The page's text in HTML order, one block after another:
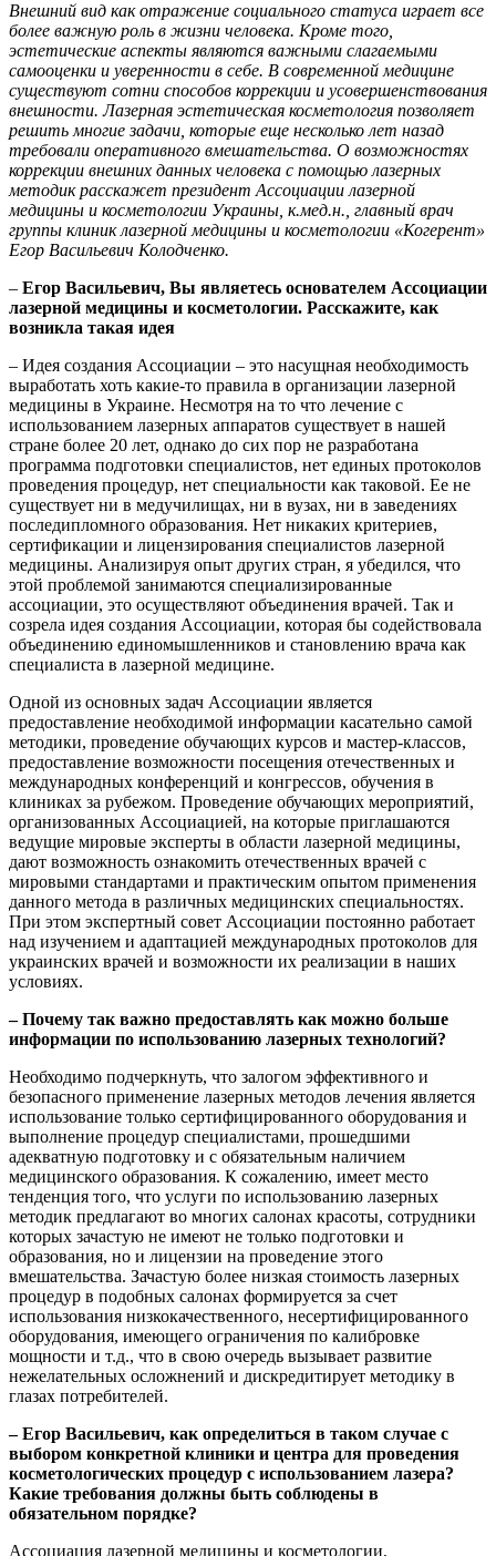
Внешний вид какотражение социального статуса играет все
более важную роль в жизни человека. Кроме того,
эстетические аспекты являются важными слагаемыми
самооценки и уверенности в себе. В современной медицине
существуют сотни способов коррекции и усовершенствования
внешности. Лазерная эстетическая косметология позволяет
решить многие задачи, которые еще несколько лет назад
требовали оперативного вмешательства. О возможностях
коррекции внешних данных человека с помощью лазерных
методик расскажет президент Ассоциации лазерной
медицины и косметологии Украины, к.мед.н., главный врач
группы клиник лазерной медицины и косметологии «Когерент»
Егор Васильевич Колодченко.
– Егор Васильевич, Вы являетесь основателем Ассоциации
лазерной медицины и косметологии. Расскажите, как
возникла такая идея
– Идея создания Ассоциации – это насущная необходимость
выработать хоть какие-то правила в организации лазерной
медицины в Украине. Несмотря на то что лечение с
использованием лазерных аппаратов существует в нашей
стране более 20 лет, однако до сих пор не разработана
программа подготовки специалистов, нет единых протоколов
проведения процедур, нет специальности как таковой. Ее не
существует ни в медучилищах, ни в вузах, ни в заведениях
последипломного образования. Нет никаких критериев,
сертификации и лицензирования специалистов лазерной
медицины. Анализируя опыт других стран, я убедился, что
этой проблемой занимаются специализированные
ассоциации, это осуществляют объединения врачей. Так и
созрела идея создания Ассоциации, которая бы содействовала
объединению единомышленников и становлению врача как
специалиста в лазерной медицине.
Одной из основных задач Ассоциации является
предоставление необходимой информации касательно самой
методики, проведение обучающих курсов и мастер-классов,
предоставление воз­можности посещения отечественных и
международных конференций и конгрессов, обучения в
клиниках за рубежом. Проведение обучающих мероприятий,
организованных Ассоциацией, на которые приглашаются
ведущие мировые эксперты в области лазерной медицины,
дают воз­можность ознакомить отечественных врачей с
мировыми стандартами и практическим опытом применения
данного метода в различных медицинских специальностях.
При этом экспертный совет Ассоциации постоянно работает
над из­учением и адаптацией международных протоколов для
украинских врачей и возможности их реализации в наших
условиях.
–Почему так важно предоставлять как можно больше
информации по использованию лазерных технологий?
Необходимо подчеркнуть, что залогом эффективного и
безопасного применение лазерных методов лечения является
использование только сертифицированного оборудования и
выполнение процедур специалистами, прошедшими
адекватную подготовку и с обязательным наличием
медицинского образования. К сожалению, имеет место
тенденция того, что услуги по использованию лазерных
методик предлагают во многих салонах красоты, сотрудники
которых зачастую не имеют не только подготовки и
образования, но и лицензии на проведение этого
вмешательства. Зачастую более низкая стоимость лазерных
процедур в подобных салонах формируется за счет
использования низкокачественного, несертифицированного
оборудования, имеющего ограничения по калибровке
мощности и т.д., что в свою очередь вызывает развитие
нежелательных осложнений и дискредитирует методику в
глазах потребителей.
– Егор Васильевич, как определиться в таком случае с
выбором конкретной клиники и центра для проведения
косметологических процедур с использованием лазера?
Какие требования должны быть соблюдены в
обязательном порядке?
Ассоциация лазерной медицины и косметологии,